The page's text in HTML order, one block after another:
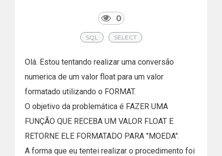
0
SQL SELECT
Olá. Estou tentando realizar uma conversão
numerica de um valor float para um valor
formatado utilizando o FORMAT.
O objetivo da problemática é FAZER UMA
FUNÇÃO QUE RECEBA UM VALOR FLOAT E
RETORNE ELE FORMATADO PARA "MOEDA".
A forma que eu tentei realizar o procedimento foi